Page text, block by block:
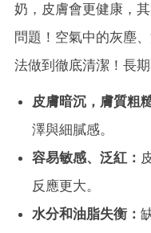
奶，皮膚會更健康，
問題！空氣中的灰塵
法做到徹底清潔！長
皮膚暗沉，膚質粗
澤與細膩感。
容易敏感、泛紅：
反應更大。
水分和油脂失衡：